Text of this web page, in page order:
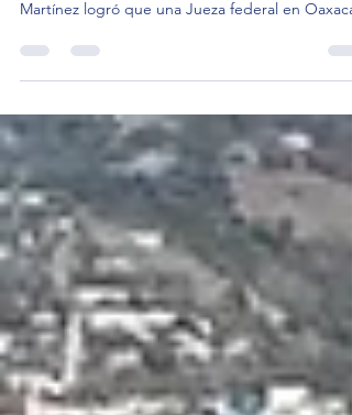
Con el acompañamiento de Litigio Estratégico
Martínez logró que una Jueza federal en